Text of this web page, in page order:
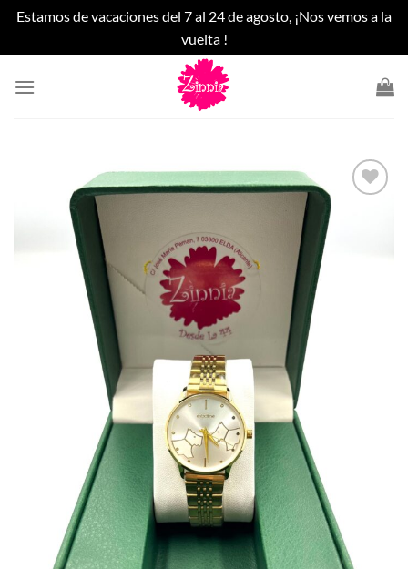
Estamos de vacaciones del 7 al 24 de agosto, ¡Nos vemos a la
vuelta !